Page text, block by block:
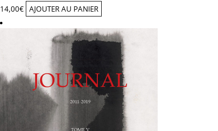
14,00€ AJOUTER AU PANIER